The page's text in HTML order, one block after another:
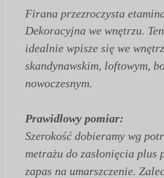
Firana przezroczysta
Dekoracyjna we wnętrzu.
idealnie wpisze się we
skandynawskim, loftowym,
nowoczesnym.
Prawidłowy pomiar:
Szerokość dobieramy wg
metrażu do zasłonięcia plus
zapas na umarszczenie.